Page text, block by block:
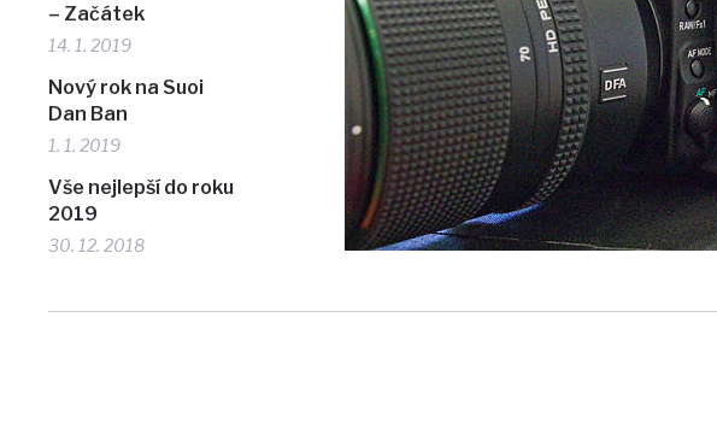
– Začátek
14. 1. 2019
Nový rok na Suoi
Dan Ban
1. 1. 2019
Vše nejlepší do roku
2019
30. 12. 2018